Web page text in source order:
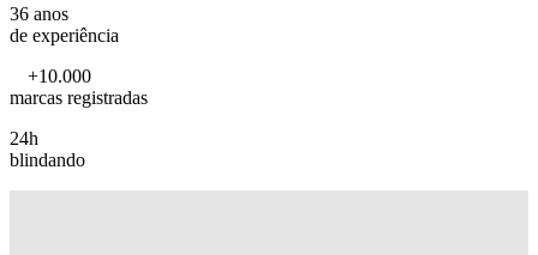
36 anos
de experiência
+10.000
marcas registradas
24h
blindando